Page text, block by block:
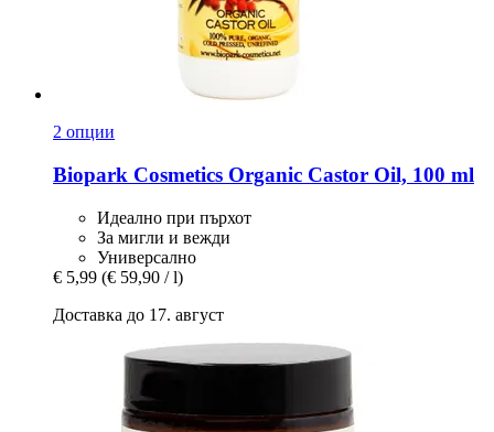
2 опции
Biopark Cosmetics Organic Castor Oil, 100 ml
Идеално при пърхот
За мигли и вежди
Универсално
€ 5,99 (€ 59,90 / l)
Доставка до 17. август